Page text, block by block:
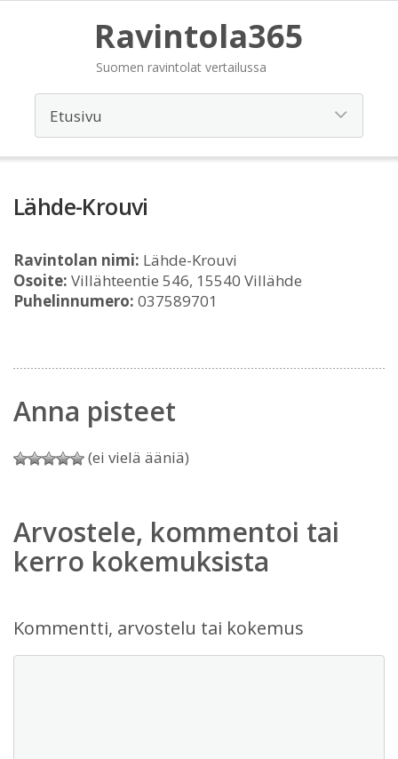
Ravintola365
Suomen ravintolat vertailussa
Lähde-Krouvi
Ravintolan nimi: Lähde-Krouvi
Osoite: Villähteentie 546, 15540 Villähde
Puhelinnumero: 037589701
Anna pisteet
(ei vielä ääniä)
Arvostele, kommentoi tai
kerro kokemuksista
Kommentti, arvostelu tai kokemus